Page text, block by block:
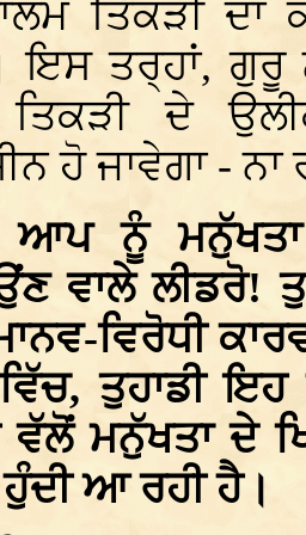
ਤਿੱਕੜੀ ਦਾ
ਇਸ ਤਰ੍ਹਾਂ, ਗੁਰੂ
ਤਿਕੜੀ ਦੇ
ਹੋ ਜਾਵੇਗਾ -
ਨੂੰ ਮਨੁੱਖਤਾ
ਵਾਲੇ ਲੀਡਰੋ!
ਵਿਰੋਧੀ
ਤੁਹਾਡੀ ਇਹ
ਵੱਲੋਂ ਮਨੁੱਖਤਾ ਦੇ
ਆ ਰਹੀ ਹੈ।